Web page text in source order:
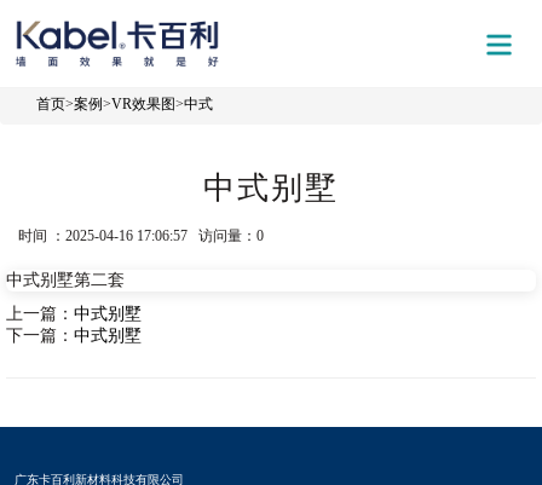
首页>案例>VR效果图>中式
中式别墅
时间 ：2025-04-16 17:06:57 访问量： 0
中式别墅第二套
上一篇： 中式别墅
下一篇： 中式别墅
广东卡百利新材料科技有限公司